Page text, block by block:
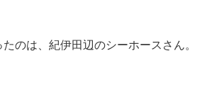
のは、紀伊田辺のシーホースさん。